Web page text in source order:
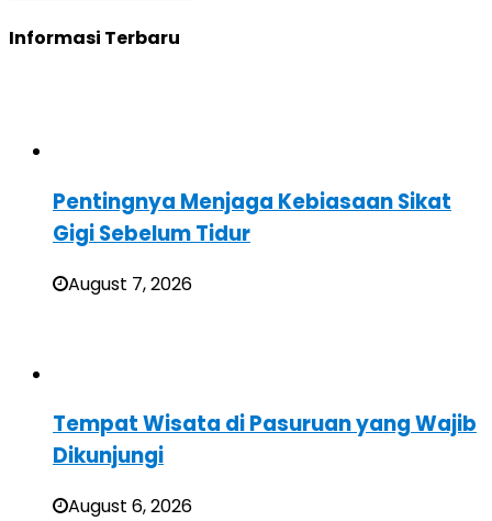
Informasi Terbaru
Pentingnya Menjaga Kebiasaan Sikat
Gigi Sebelum Tidur
August 7, 2026
Tempat Wisata di Pasuruan yang Wajib
Dikunjungi
August 6, 2026